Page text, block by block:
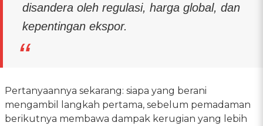
disandera oleh regulasi, harga global, dan
kepentingan ekspor.
Pertanyaannya sekarang: siapa yang berani
mengambil langkah pertama, sebelum pemadaman
berikutnya membawa dampak kerugian yang lebih